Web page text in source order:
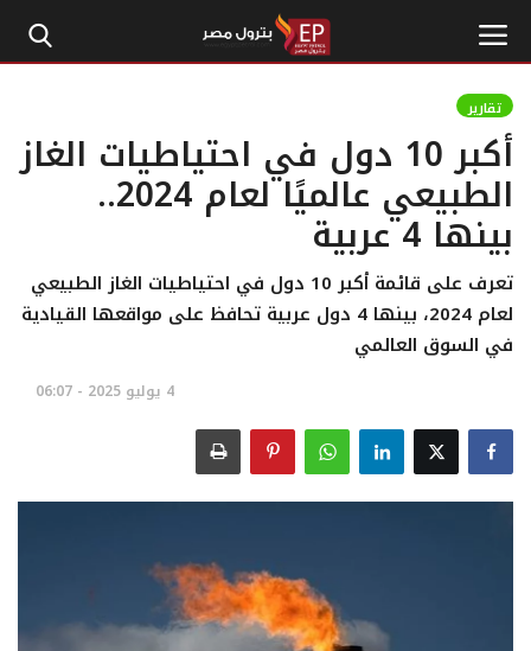
الرئيسية
إتصل بنا
بترول
أخبار مصر
طاقة
تقارير
أكبر 10 دول في احتياطيات الغاز
الطبيعي عالميًا لعام 2024..
بينها 4 عربية
تعرف على قائمة أكبر 10 دول في احتياطيات الغاز الطبيعي
لعام 2024، بينها 4 دول عربية تحافظ على مواقعها القيادية
في السوق العالمي
4 يوليو 2025 - 06:07